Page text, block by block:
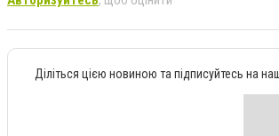
Діліться цією новиною та підписуйтесь на